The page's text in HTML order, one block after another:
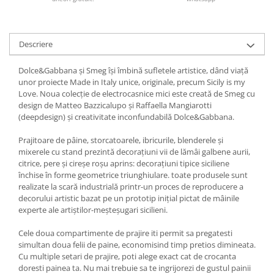
Descriere
Dolce&Gabbana și Smeg își îmbină sufletele artistice, dând viață
unor proiecte Made in Italy unice, originale, precum Sicily is my
Love. Noua colecție de electrocasnice mici este creată de Smeg cu
design de Matteo Bazzicalupo și Raffaella Mangiarotti
(deepdesign) și creativitate inconfundabilă Dolce&Gabbana.
Prajitoare de pâine, storcatoarele, ibricurile, blenderele și
mixerele cu stand prezintă decorațiuni vii de lămâi galbene aurii,
citrice, pere și cireșe roșu aprins: decorațiuni tipice siciliene
închise în forme geometrice triunghiulare. toate produsele sunt
realizate la scară industrială printr-un proces de reproducere a
decorului artistic bazat pe un prototip inițial pictat de mâinile
experte ale artiștilor-meșteșugari sicilieni.
Cele doua compartimente de prajire iti permit sa pregatesti
simultan doua felii de paine, economisind timp pretios dimineata.
Cu multiple setari de prajire, poti alege exact cat de crocanta
doresti painea ta. Nu mai trebuie sa te ingrijorezi de gustul painii